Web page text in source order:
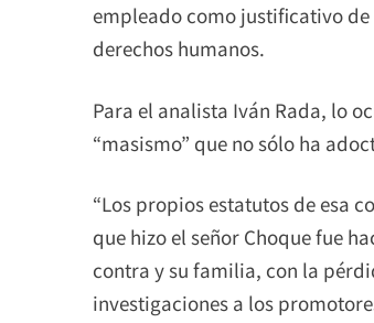
empleado como justificativo
derechos humanos.
Para el analista Iván Rada, lo
“masismo” que no sólo ha
“Los propios estatutos de esa
que hizo el señor Choque fue
contra y su familia, con la
investigaciones a los